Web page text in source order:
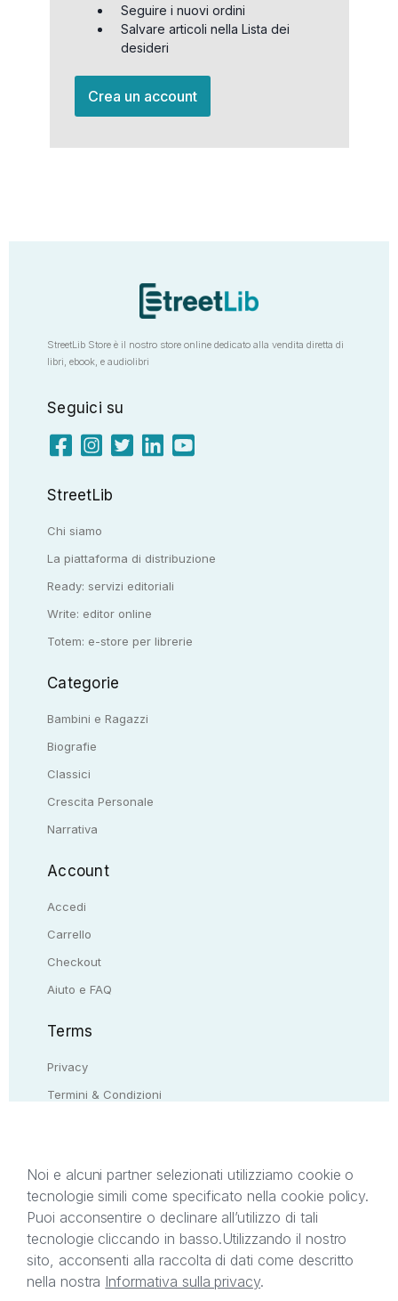
Seguire i nuovi ordini
Salvare articoli nella Lista dei
desideri
Crea un account
StreetLib Store è il nostro store online dedicato alla vendita diretta di
libri, ebook, e audiolibri
Seguici su
StreetLib
Chi siamo
La piattaforma di distribuzione
Ready: servizi editoriali
Write: editor online
Totem: e-store per librerie
Categorie
Bambini e Ragazzi
Biografie
Classici
Crescita Personale
Narrativa
Account
Accedi
Carrello
Checkout
Aiuto e FAQ
Terms
Privacy
Termini & Condizioni
Il presente sito web è di proprietà di StreetLib S.r.l.
C.F. e P.IVA 05338720963. StreetLib S.r.l. è
titolare di tutti i diritti di proprietà intellettuale
afferenti ai marchi, loghi e segni distintivi presenti
sul sito web. Si invita l’utente a prendere visione
Noi e alcuni partner selezionati utilizziamo cookie o
tecnologie simili come specificato nella cookie policy.
Puoi acconsentire o declinare all’utilizzo di tali
tecnologie cliccando in basso.Utilizzando il nostro
sito, acconsenti alla raccolta di dati come descritto
nella nostra Informativa sulla privacy.